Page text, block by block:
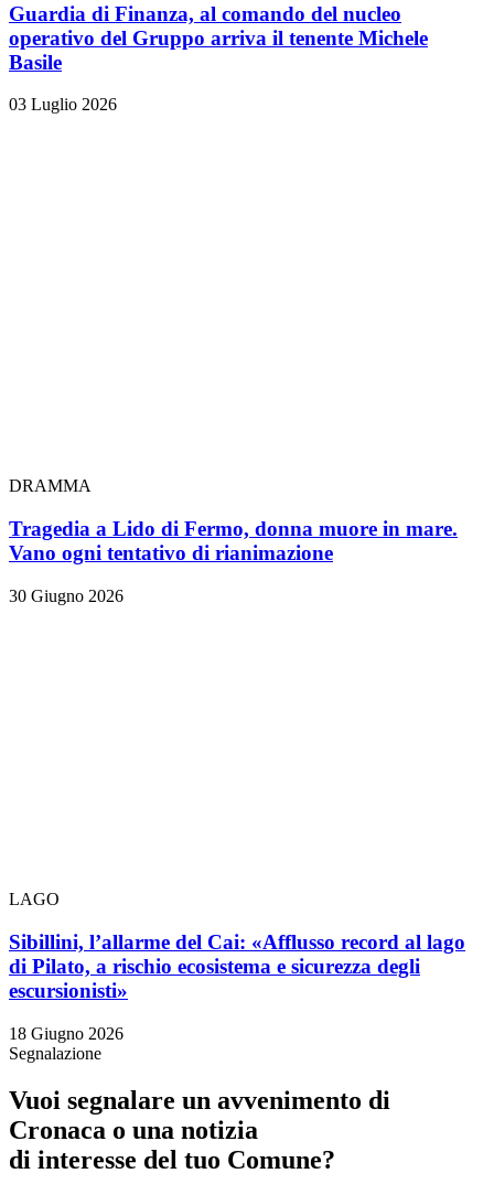
Guardia di Finanza, al comando del nucleo
operativo del Gruppo arriva il tenente Michele
Basile
03 Luglio 2026
DRAMMA
Tragedia a Lido di Fermo, donna muore in mare.
Vano ogni tentativo di rianimazione
30 Giugno 2026
LAGO
Sibillini, l’allarme del Cai: «Afflusso record al lago
di Pilato, a rischio ecosistema e sicurezza degli
escursionisti»
18 Giugno 2026
Segnalazione
Vuoi segnalare un avvenimento di
Cronaca o una notizia
di interesse del tuo Comune?